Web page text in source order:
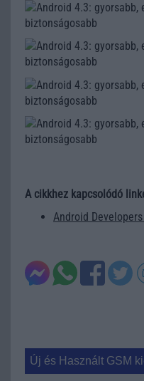
A cikkhez kapcsolódó
Android
Új és Használt GSM